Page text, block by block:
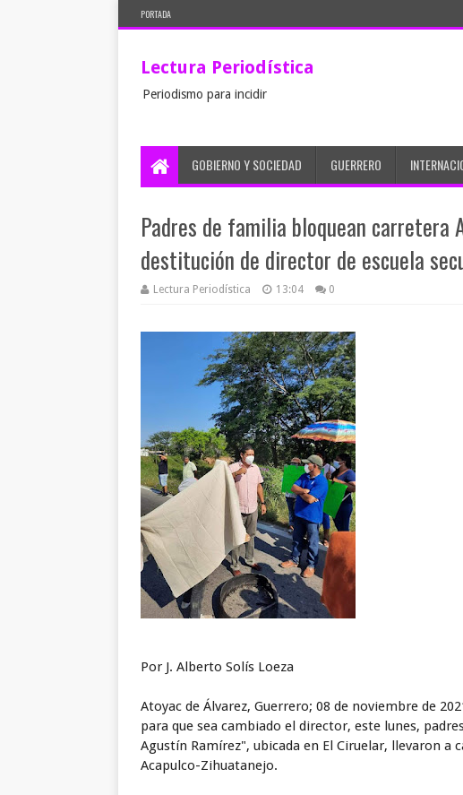
PORTADA
Lectura Periodística
Periodismo para incidir
GOBIERNO Y SOCIEDAD GUERRERO
Padres de familia bloquean carretera
destitución de director de escuela
Lectura Periodística 13:04 0
Por J. Alberto Solís Loeza
Atoyac de Álvarez, Guerrero; 08 de noviembre de
para que sea cambiado el director, este lunes,
Agustín Ramírez", ubicada en El Ciruelar, llevaron a
Acapulco-Zihuatanejo.